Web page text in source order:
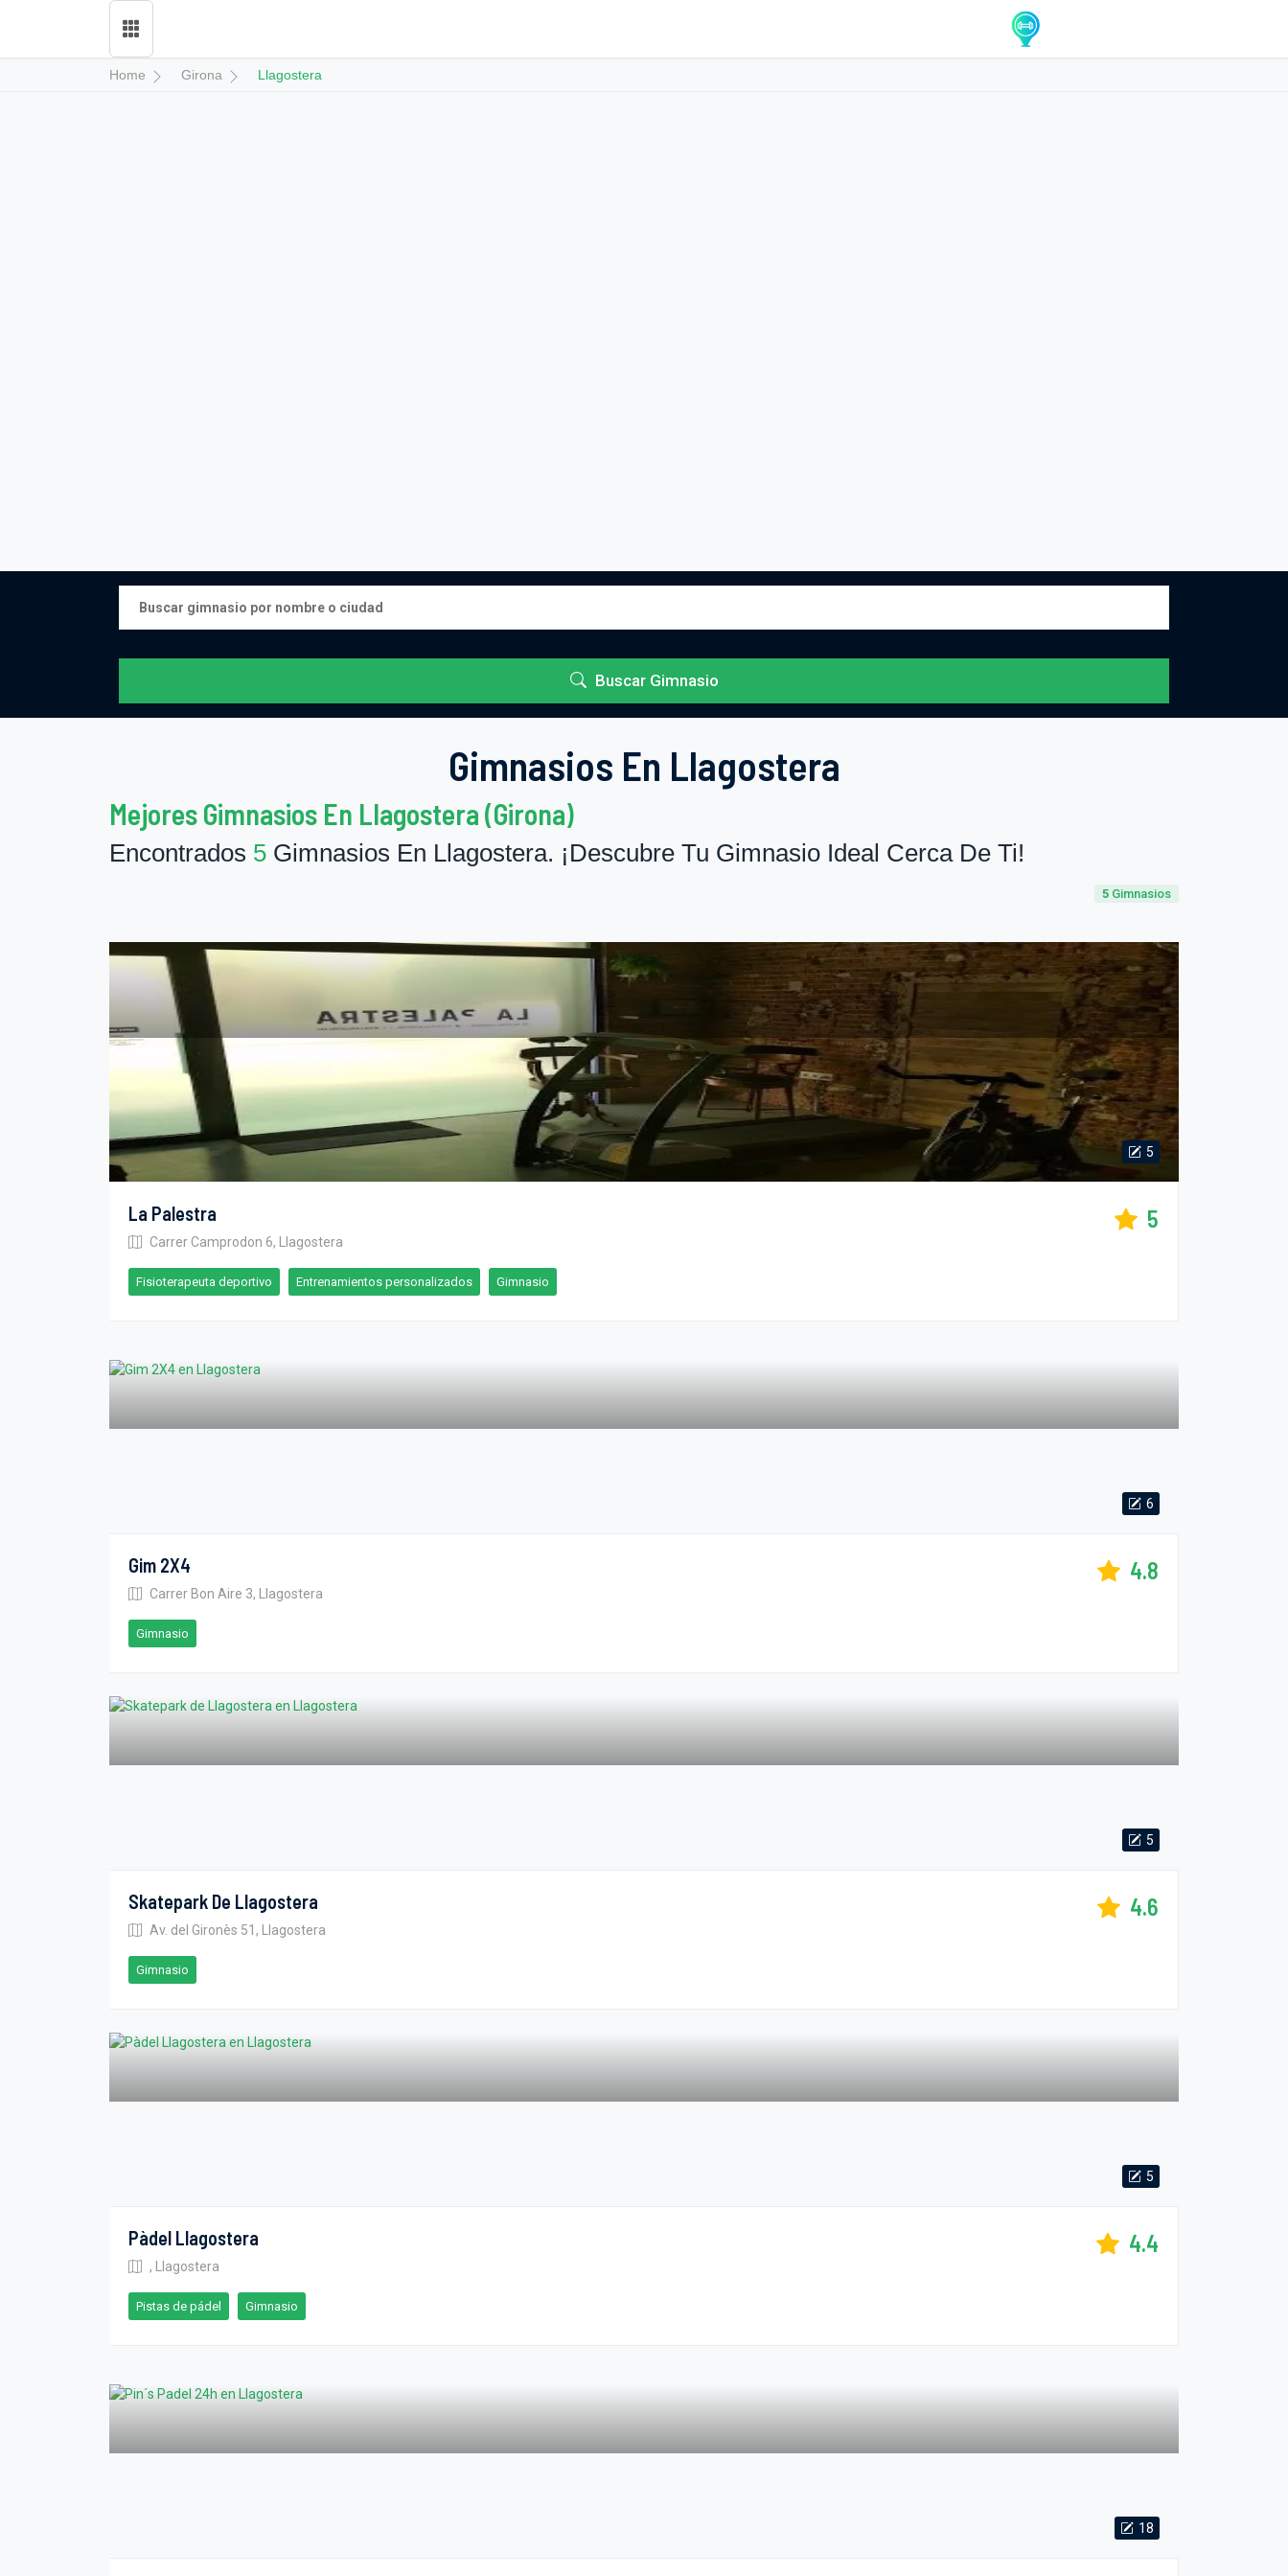
Home Girona Llagostera
Buscar Gimnasio
Gimnasios En Llagostera
Mejores Gimnasios En Llagostera (Girona)
Encontrados 5 Gimnasios En Llagostera. ¡Descubre Tu Gimnasio Ideal Cerca De Ti!
5 Gimnasios
5
La Palestra
Carrer Camprodon 6, Llagostera
5
Fisioterapeuta deportivo Entrenamientos personalizados Gimnasio
6
Gim 2X4
Carrer Bon Aire 3, Llagostera
4.8
Gimnasio
5
Skatepark De Llagostera
Av. del Gironès 51, Llagostera
4.6
Gimnasio
5
Pàdel Llagostera
, Llagostera
4.4
Pistas de pádel Gimnasio
18